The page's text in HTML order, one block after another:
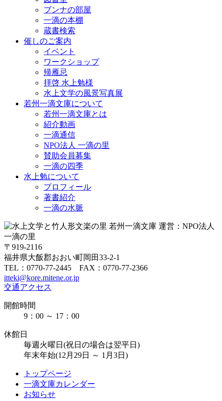
ブンナの部屋
一滴の本棚
蔵書検索
催しのご案内
イベント
ワークショップ
帰雁忌
拝啓 水上勉様
水上文学の風景写真展
若州一滴文庫について
若州一滴文庫とは
紹介動画
一滴通信
NPO法人 一滴の里
賛助会員募集
一滴の四季
水上勉について
プロフィール
著書紹介
一滴の水脈
〒919-2116
福井県大飯郡おおい町岡田33-2-1
TEL：0770-77-2445 FAX：0770-77-2366
itteki@kore.mitene.or.jp
交通アクセス
開館時間
9：00 ～ 17：00
休館日
毎週火曜日(祝日の場合は翌平日)
年末年始(12月29日 ～ 1月3日)
トップページ
一滴文庫カレンダー
お知らせ